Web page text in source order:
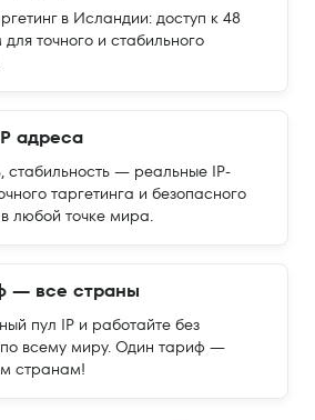
в Исландии: доступ к 48
точного и стабильного
адреса
стабильность — реальные IP-
таргетинга и безопасного
любой точке мира.
— все страны
пул IP и работайте без
всему миру. Один тариф —
странам!